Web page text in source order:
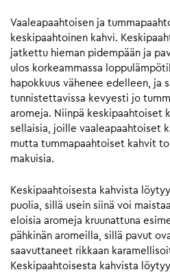
Vaaleapaahtoisen ja
keskipaahtoinen kahvi.
jatkettu hieman pidempään ja
ulos korkeammassa
hapokkuus vähenee edelleen, ja
tunnistettavissa kevyesti jo
aromeja. Niinpä keskipaahtoiset
sellaisia, joille vaaleapaahtoiset
mutta tummapaahtoiset kahvit
makuisia.
Keskipaahtoisesta kahvista
puolia, sillä usein siinä voi
eloisia aromeja kruunattuna
pähkinän aromeilla, sillä pavut
saavuttaneet rikkaan
Keskipaahtoisesta kahvista